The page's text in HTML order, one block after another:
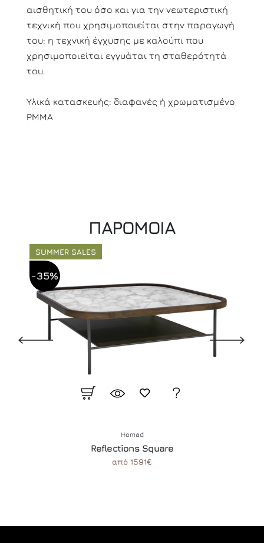
αισθητική του όσο και για την νεωτεριστική
τεχνική που χρησιμοποιείται στην παραγωγή
του: η τεχνική έγχυσης με καλούπι που
χρησιμοποιείται εγγυάται τη σταθερότητά
του.
Υλικά κατασκευής: διαφανές ή χρωματισμένο
PMMA
ΠΑΡΟΜΟΙΑ
SUMMER SALES
-35%
Homad
Reflections Square
από 1591€